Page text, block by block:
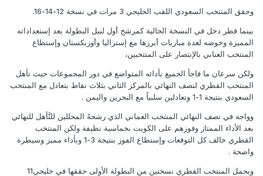
وحقق المنتخب السعودي اللقب الخليجي 3 مرات في نسخة 12-14-16.
بينما قطر دخل في النسخة الحالية كمرشح أول لنيل البطولة بعد إستعداداته
المميزة وخوضه لعدة مباريات أبرزها مع إستراليا وأوزبكستان وإستطاع
المنتخب العنابي بالإنتصار على المتتخبين،
ولكن سرعان ما فاجأ الجميع بأدائه المتواضع في دور المجموعات حيث تأهل
المنتخب القطري لنصف النهائي بالمركز الثاني بثلاث نقاط بتعادل مع المنتخب
السعودي بنتيجة 1-1 وتعادلين سلبياً مع البحرين واليمن .
وواجه في نصف النهائي المنتخب العماني الذي رشحهُ المحللين للتَّأهل للنهائي
بعد الأداء الممتاز وفوزهم على الكويت بخماسية نظيفة ولكن المنتخب
القطري خالف كل التوقعات وإستطاع الفوز بنتيجة 3-1 وبأداء مميز وسيطرة
واضحة .
ويحمل المنتخب القطري نسختين من البطولة الأولى حققها في خليجي11